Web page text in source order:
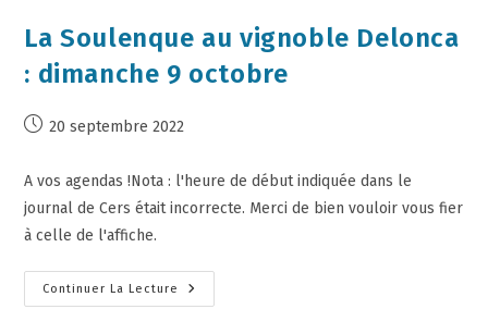
La Soulenque au vignoble Delonca
: dimanche 9 octobre
20 septembre 2022
A vos agendas !Nota : l'heure de début indiquée dans le
journal de Cers était incorrecte. Merci de bien vouloir vous fier
à celle de l'affiche.
Continuer La Lecture